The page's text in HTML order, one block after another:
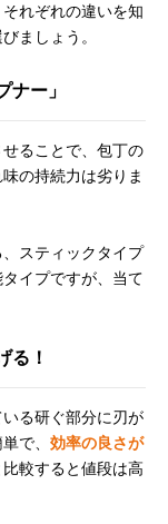
れぞれの違いを知
ましょう。
ナー」
ることで、包丁の
の持続力は劣りま
スティックタイプ
イプですが、当て
る！
る研ぐ部分に刃が
で、 効率の良さが
較すると値段は高